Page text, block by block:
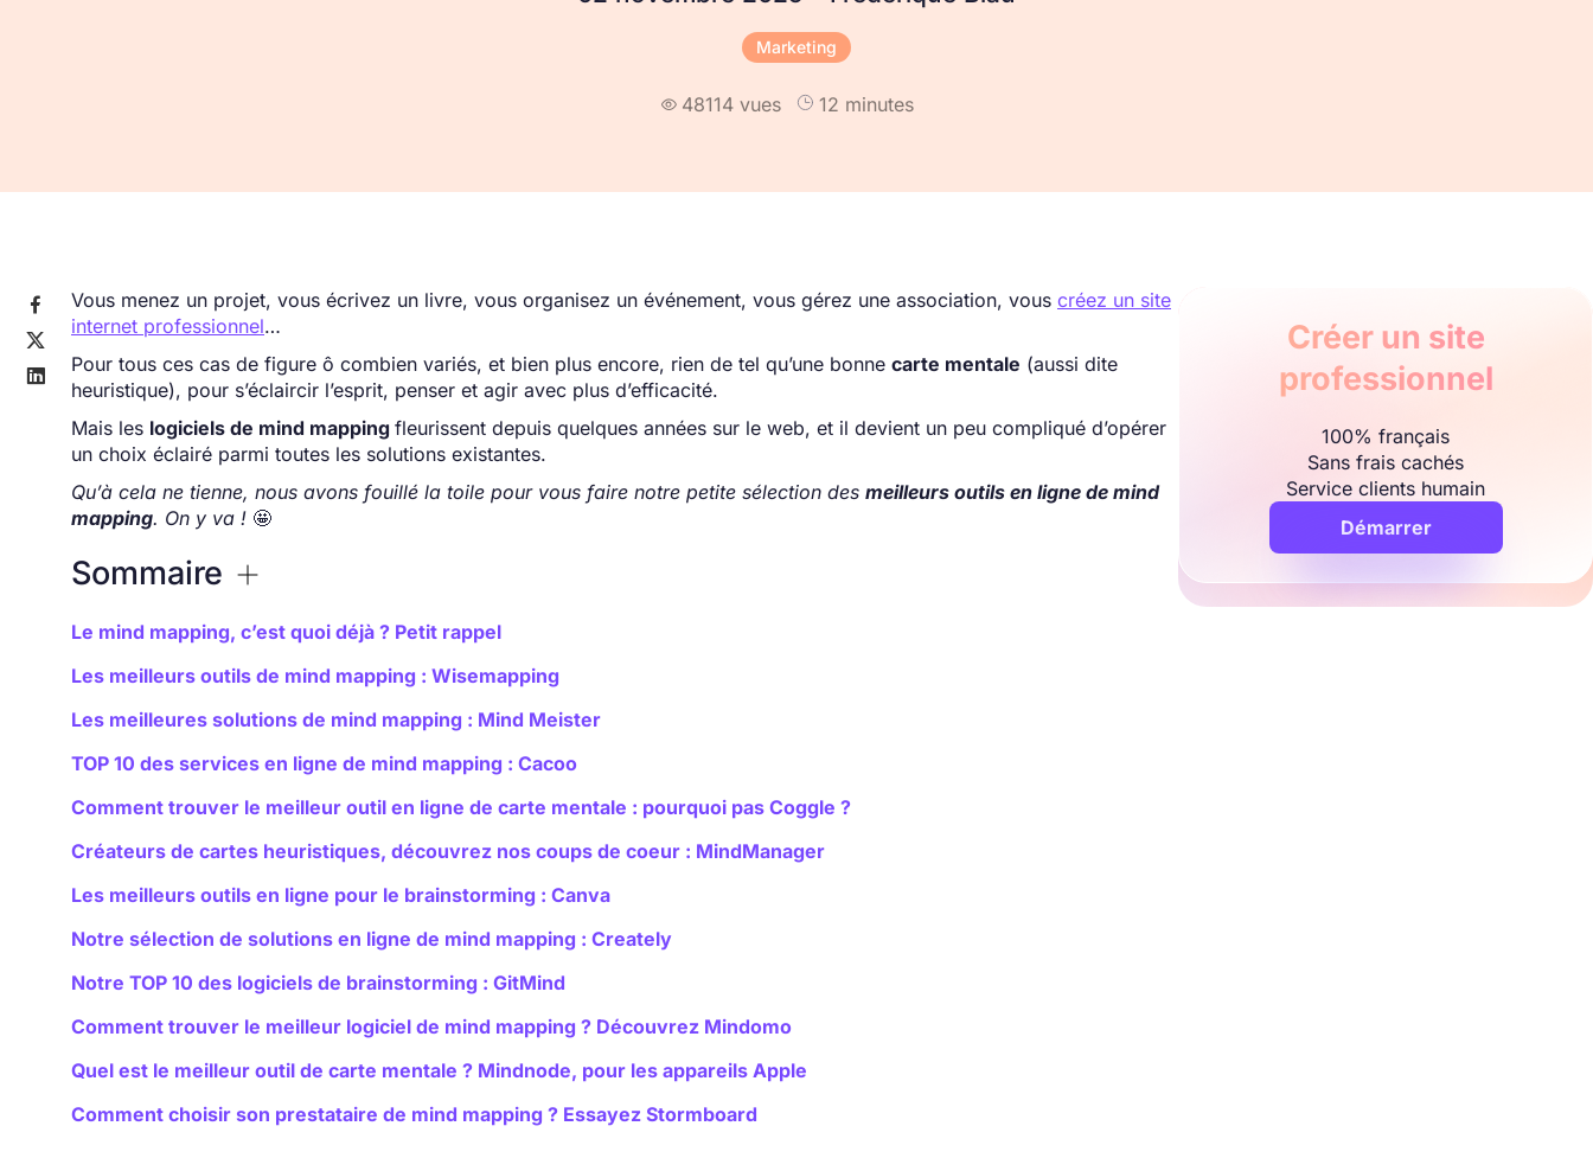
Marketing
 48114 vues 12 minutes



Vous menez un projet, vous écrivez un livre, vous organisez un événement, vous gérez une association, vous créez un site
internet professionnel…
Pour tous ces cas de figure ô combien variés, et bien plus encore, rien de tel qu’une bonne carte mentale (aussi dite
heuristique), pour s’éclaircir l’esprit, penser et agir avec plus d’efficacité.
Mais les logiciels de mind mapping fleurissent depuis quelques années sur le web, et il devient un peu compliqué d’opérer
un choix éclairé parmi toutes les solutions existantes.
Qu’à cela ne tienne, nous avons fouillé la toile pour vous faire notre petite sélection des meilleurs outils en ligne de mind
mapping. On y va ! 🤩
Sommaire
Le mind mapping, c’est quoi déjà ? Petit rappel
Les meilleurs outils de mind mapping : Wisemapping
Les meilleures solutions de mind mapping : Mind Meister
TOP 10 des services en ligne de mind mapping : Cacoo
Comment trouver le meilleur outil en ligne de carte mentale : pourquoi pas Coggle ?
Créateurs de cartes heuristiques, découvrez nos coups de coeur : MindManager
Les meilleurs outils en ligne pour le brainstorming : Canva
Notre sélection de solutions en ligne de mind mapping : Creately
Notre TOP 10 des logiciels de brainstorming : GitMind
Comment trouver le meilleur logiciel de mind mapping ? Découvrez Mindomo
Quel est le meilleur outil de carte mentale ? Mindnode, pour les appareils Apple
Comment choisir son prestataire de mind mapping ? Essayez Stormboard
Créer un site
professionnel
100% français
Sans frais cachés
Service clients humain
Démarrer